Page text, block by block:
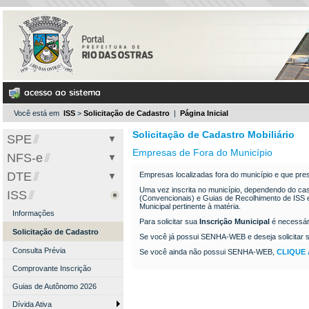
Você está em ISS > Solicitação de Cadastro | Página Inicial
SPE
Bem Vindo
Acesso ao Sistema
Solicitar SENHA-WEB
Certidão Fiscal
Verificar Autenticidade
Legislação Tributária
Requerimentos
Perguntas e Respostas
Manuais de Ajuda
NFS-e
Informações
Consulte seus Créditos
Verifique a Autenticidade
Consulta de RPS
DTE
Informações
ISS
Informações
Solicitação de Cadastro
Consulta Prévia
Comprovante Inscrição
Guias de Autônomo 2026
Dívida Ativa
Solicitação de Cadastro Mobiliário
Empresas de Fora do Município
Empresas localizadas fora do município e que
Uma vez inscrita no município, dependendo do
(Convencionais) e Guias de Recolhimento de
Municipal pertinente à matéria.
Para solicitar sua Inscrição Municipal é
Se você já possui SENHA-WEB e deseja solicitar
Se você ainda não possui SENHA-WEB, CLIQUE